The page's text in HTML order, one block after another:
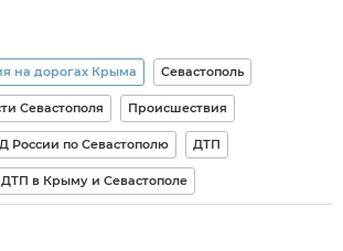
на дорогах Крыма Севастополь
Севастополя Происшествия
России по Севастополю ДТП
ДТП в Крыму и Севастополе